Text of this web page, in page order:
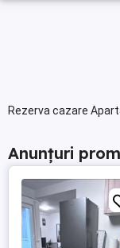
Rezerva cazare
Anunțuri